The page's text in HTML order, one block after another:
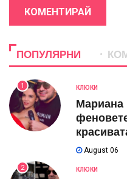
КОМЕНТИРАЙ
ПОПУЛЯРНИ
1 КЛЮКИ
Мариана
August 06
2 КЛЮКИ